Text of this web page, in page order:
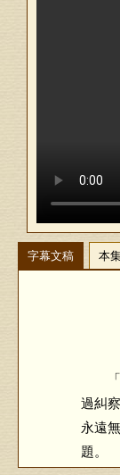
字幕文稿 本
「《
過糾
永遠
題。